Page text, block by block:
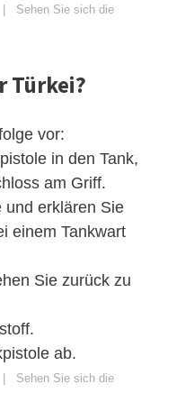
Sehen Sie sich die
Türkei?
vor:
in den Tank,
am Griff.
und erklären Sie
einem Tankwart
Sie zurück zu
ab.
Sehen Sie sich die